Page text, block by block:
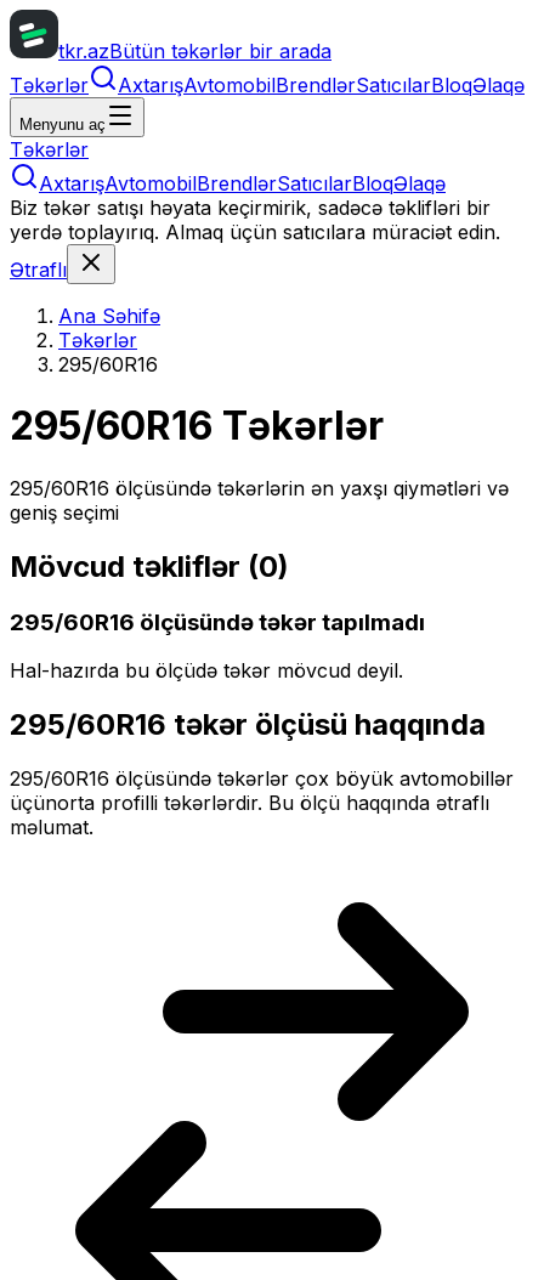
tkr.azBütün təkərlər bir arada
Təkərlər
AxtarışAvtomobilBrendlərSatıcılarBloqƏlaqə
Menyunu aç
Təkərlər
AxtarışAvtomobilBrendlərSatıcılarBloqƏlaqə
Biz təkər satışı həyata keçirmirik, sadəcə təklifləri bir
yerdə toplayırıq. Almaq üçün satıcılara müraciət edin.
Ətraflı
Ana Səhifə
Təkərlər
295/60R16
295/60R16 Təkərlər
295/60R16 ölçüsündə təkərlərin ən yaxşı qiymətləri və
geniş seçimi
Mövcud təkliflər (0)
295/60R16 ölçüsündə təkər tapılmadı
Hal-hazırda bu ölçüdə təkər mövcud deyil.
295/60R16 təkər ölçüsü haqqında
295/60R16 ölçüsündə təkərlər çox böyük avtomobillər
üçünorta profilli təkərlərdir. Bu ölçü haqqında ətraflı
məlumat.